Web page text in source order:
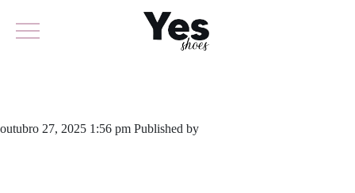
outubro 27, 2025 1:56 pm Published by